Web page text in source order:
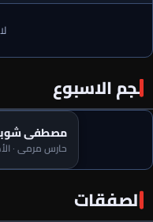
نجم الاسبوع
مصطفى
حارس مرمى ·
الصفقاتالخطيب يحسم الصفقة